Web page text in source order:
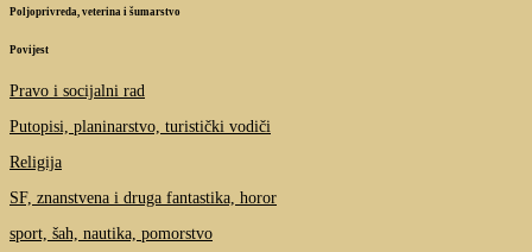
Poljoprivreda, veterina i šumarstvo
Povijest
Pravo i socijalni rad
Putopisi, planinarstvo, turistički vodiči
Religija
SF, znanstvena i druga fantastika, horor
sport, šah, nautika, pomorstvo